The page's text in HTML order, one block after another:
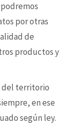
por otras
de
productos y
del territorio
en ese
según ley.